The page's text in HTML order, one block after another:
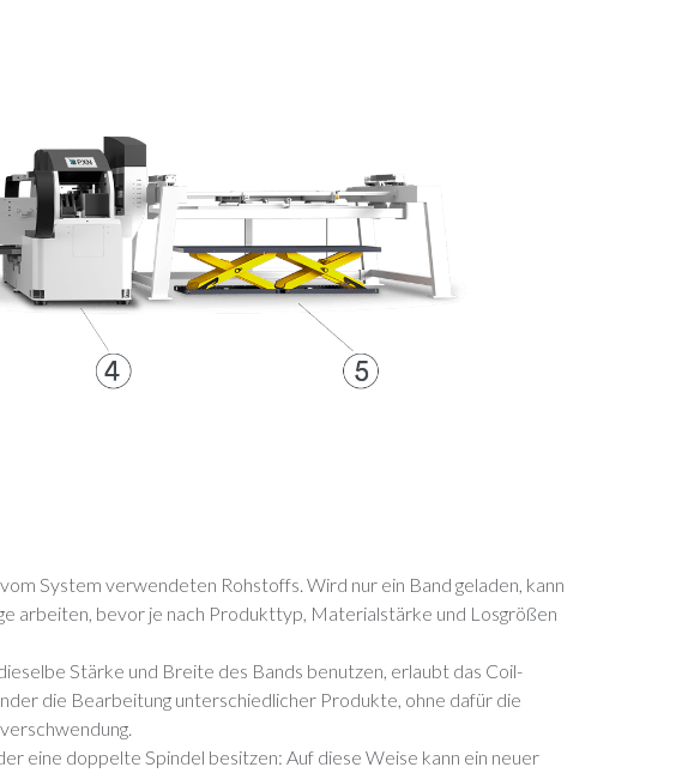
System verwendeten Rohstoffs. Wird nur ein Band geladen, kann
arbeiten, bevor je nach Produkttyp, Materialstärke und Losgrößen
Stärke und Breite des Bands benutzen, erlaubt das Coil-
die Bearbeitung unterschiedlicher Produkte, ohne dafür die
eine doppelte Spindel besitzen: Auf diese Weise kann ein neuer